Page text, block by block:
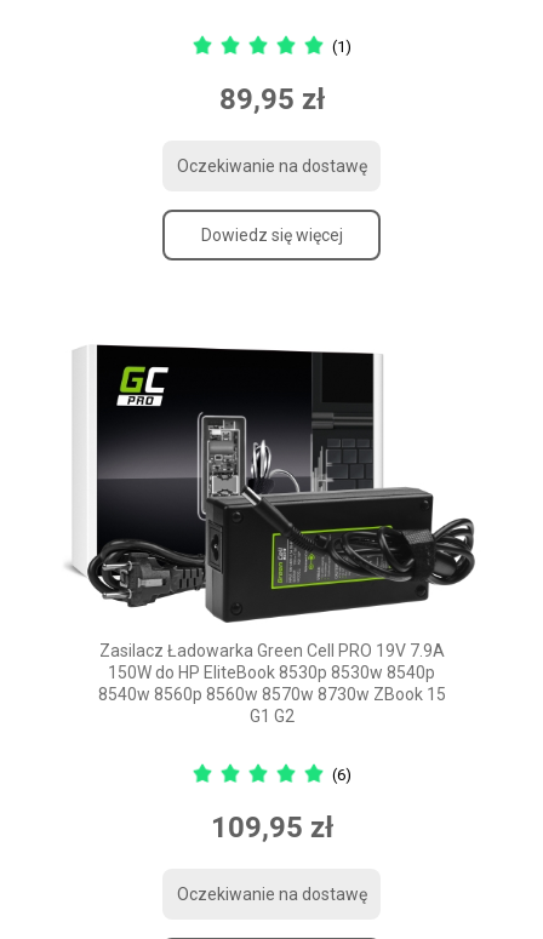
(1)
89,95 zł
Oczekiwanie na dostawę
Dowiedz się więcej
Zasilacz Ładowarka Green Cell PRO 19V 7.9A
150W do HP EliteBook 8530p 8530w 8540p
8540w 8560p 8560w 8570w 8730w ZBook 15
G1 G2
(6)
109,95 zł
Oczekiwanie na dostawę